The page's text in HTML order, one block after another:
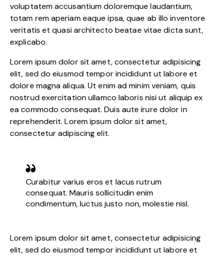
voluptatem accusantium doloremque laudantium,
totam rem aperiam eaque ipsa, quae ab illo inventore
veritatis et quasi architecto beatae vitae dicta sunt,
explicabo.
Lorem ipsum dolor sit amet, consectetur adipisicing
elit, sed do eiusmod tempor incididunt ut labore et
dolore magna aliqua. Ut enim ad minim veniam, quis
nostrud exercitation ullamco laboris nisi ut aliquip ex
ea commodo consequat. Duis aute irure dolor in
reprehenderit. Lorem ipsum dolor sit amet,
consectetur adipiscing elit.
Curabitur varius eros et lacus rutrum
consequat. Mauris sollicitudin enim
condimentum, luctus justo non, molestie nisl.
Lorem ipsum dolor sit amet, consectetur adipisicing
elit, sed do eiusmod tempor incididunt ut labore et